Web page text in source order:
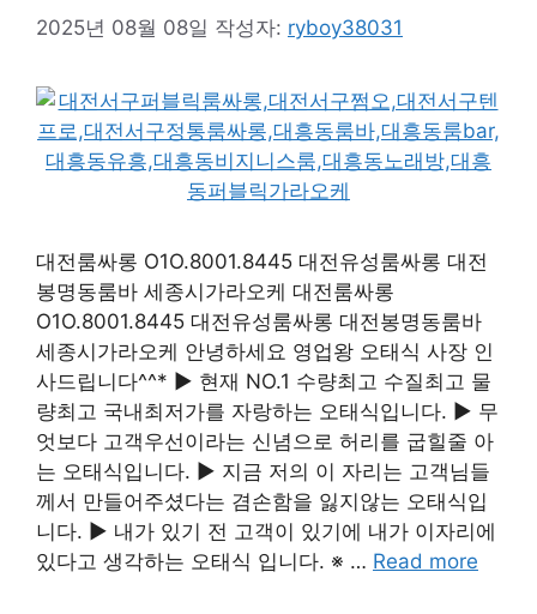
2025년 08월 08일 작성자: ryboy38031
대전룸싸롱 O1O.8001.8445 대전유성룸싸롱 대전
봉명동룸바 세종시가라오케 대전룸싸롱
O1O.8001.8445 대전유성룸싸롱 대전봉명동룸바
세종시가라오케 안녕하세요 영업왕 오태식 사장 인
사드립니다^^* ▶ 현재 NO.1 수량최고 수질최고 물
량최고 국내최저가를 자랑하는 오태식입니다. ▶ 무
엇보다 고객우선이라는 신념으로 허리를 굽힐줄 아
는 오태식입니다. ▶ 지금 저의 이 자리는 고객님들
께서 만들어주셨다는 겸손함을 잃지않는 오태식입
니다. ▶ 내가 있기 전 고객이 있기에 내가 이자리에
있다고 생각하는 오태식 입니다. ※ … Read more